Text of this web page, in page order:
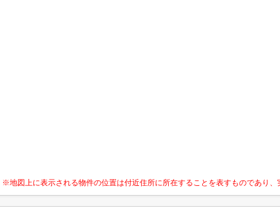
※地図上に表示される物件の位置は付近住所に所在することを表すものであり、